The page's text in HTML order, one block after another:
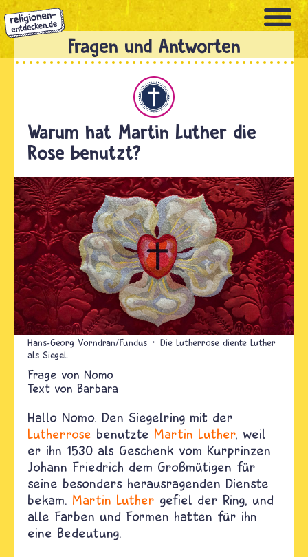
Direkt
zum
Inhalt
Warum hat Martin Luther die
Rose benutzt?
Hans-Georg Vorndran/Fundus
Die Lutherrose diente Luther
als Siegel.
Nomo
Text von Barbara
Hallo Nomo. Den Siegelring mit der
Lutherrose benutzte Martin Luther, weil
er ihn 1530 als Geschenk vom Kurprinzen
Johann Friedrich dem Großmütigen für
seine besonders herausragenden Dienste
bekam. Martin Luther gefiel der Ring, und
alle Farben und Formen hatten für ihn
eine Bedeutung.